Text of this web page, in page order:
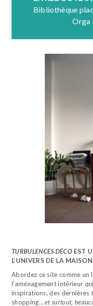
Bibliothèque
Orga
TURBULENCES DÉCO EST
L’UNIVERS DE LA
Abordez ce site comme
l’aménagement intérieur
inspirations, des dernières
shopping…et surtout,